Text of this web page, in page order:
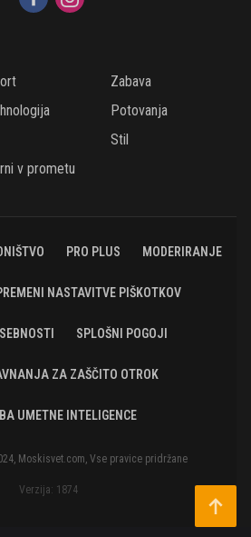
Zabava
Potovanja
Stil
v prometu
PRO PLUS MODERIRANJE
NASTAVITVE PIŠKOTKOV
SPLOŠNI POGOJI
ZA ZAŠČITO OTROK
UMETNE INTELIGENCE
Moskisvet.com, Vse pravice pridržane
Verzija: 1874